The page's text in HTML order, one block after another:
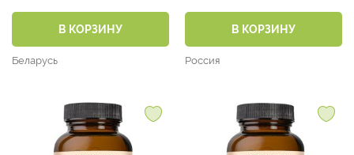
В КОРЗИНУ
Беларусь
В КОРЗИНУ
Россия